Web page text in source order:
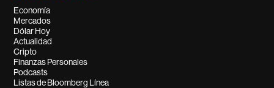
Economía
Mercados
Dólar Hoy
Actualidad
Cripto
Finanzas Personales
Podcasts
Listas de Bloomberg Línea